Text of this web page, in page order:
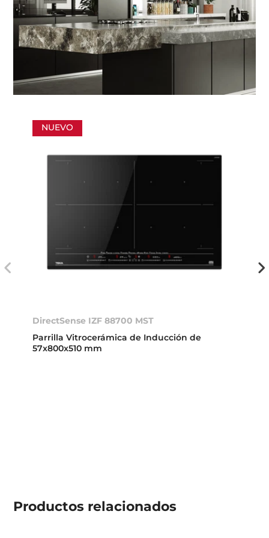
NUEVO
DirectSense IZF 88700 MST
Parrilla Vitrocerámica de Inducción de
57x800x510 mm
Productos relacionados